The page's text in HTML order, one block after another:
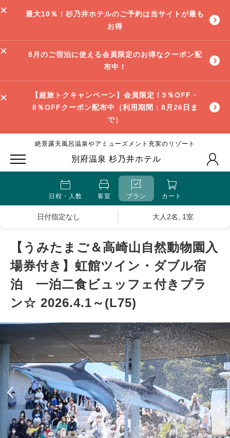
最大10％！杉乃井ホテルのご予約は当サイトが最も
お得
8月のご宿泊に使える会員限定のお得なクーポン配
布中！
【超旅トクキャンペーン】会員限定！5％OFF・
8％OFFクーポン配布中（利用期間：8月26日ま
で）
絶景露天風呂温泉やアミューズメント充実のリゾート
別府温泉 杉乃井ホテル
日程・人数 客室 プラン カート
日付指定なし 大人2名, 1室
【うみたまご＆高崎山自然動物園入
場券付き】虹館ツイン・ダブル宿
泊 一泊二食ビュッフェ付きプラ
ン☆ 2026.4.1～(L75)